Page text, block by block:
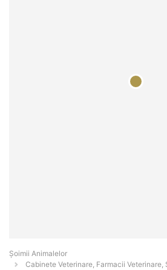
Şoimii Animalelor
Cabinete Veterinare, Farmacii